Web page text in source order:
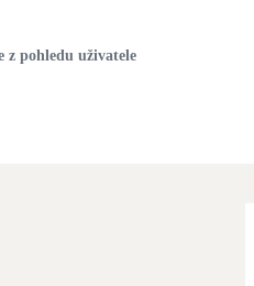
z pohledu uživatele